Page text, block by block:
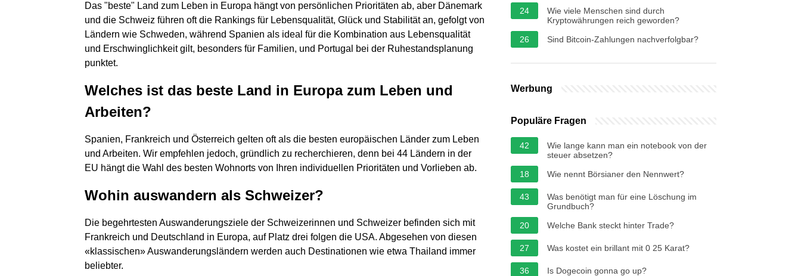
Das "beste" Land zum Leben in Europa hängt von persönlichen Prioritäten ab, aber Dänemark
und die Schweiz führen oft die Rankings für Lebensqualität, Glück und Stabilität an, gefolgt von
Ländern wie Schweden, während Spanien als ideal für die Kombination aus Lebensqualität
und Erschwinglichkeit gilt, besonders für Familien, und Portugal bei der Ruhestandsplanung
punktet.
Welches ist das beste Land in Europa zum Leben und
Arbeiten?
Spanien, Frankreich und Österreich gelten oft als die besten europäischen Länder zum Leben
und Arbeiten. Wir empfehlen jedoch, gründlich zu recherchieren, denn bei 44 Ländern in der
EU hängt die Wahl des besten Wohnorts von Ihren individuellen Prioritäten und Vorlieben ab.
Wohin auswandern als Schweizer?
Die begehrtesten Auswanderungsziele der Schweizerinnen und Schweizer befinden sich mit
Frankreich und Deutschland in Europa, auf Platz drei folgen die USA. Abgesehen von diesen
«klassischen» Auswanderungsländern werden auch Destinationen wie etwa Thailand immer
beliebter.
24
Wie viele Menschen sind durch
Kryptowährungen reich geworden?
26
Sind Bitcoin-Zahlungen nachverfolgbar?
Werbung
Populäre Fragen
42
Wie lange kann man ein notebook von der
steuer absetzen?
18
Wie nennt Börsianer den Nennwert?
43
Was benötigt man für eine Löschung im
Grundbuch?
20
Welche Bank steckt hinter Trade?
27 Was kostet ein brillant mit 0 25 Karat?
36 Is Dogecoin gonna go up?